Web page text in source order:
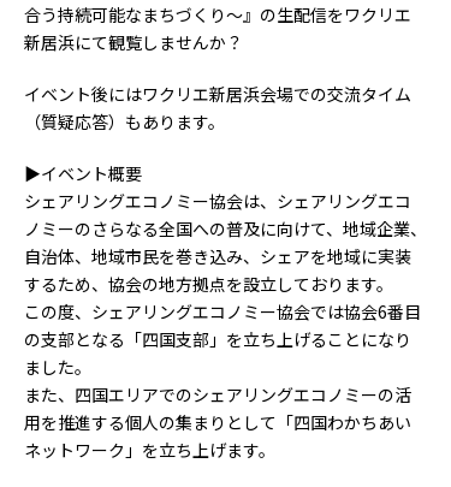
合う持続可能なまちづくり〜』の生配信をワクリエ
新居浜にて観覧しませんか？
イベント後にはワクリエ新居浜会場での交流タイム
（質疑応答）もあります。
▶︎イベント概要
シェアリングエコノミー協会は、シェアリングエコ
ノミーのさらなる全国への普及に向けて、地域企業、
自治体、地域市民を巻き込み、シェアを地域に実装
するため、協会の地方拠点を設立しております。
この度、シェアリングエコノミー協会では協会6番目
の支部となる「四国支部」を立ち上げることになり
ました。
また、四国エリアでのシェアリングエコノミーの活
用を推進する個人の集まりとして「四国わかちあい
ネットワーク」を立ち上げます。